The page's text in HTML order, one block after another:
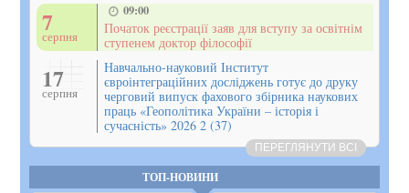
7
серпня
09:00
Початок реєстрації заяв для вступу за освітнім
ступенем доктор філософії
17
серпня
Навчально-науковий Інститут
євроінтеграційних досліджень готує до друку
черговий випуск фахового збірника наукових
праць «Геополітика України – історія і
сучасність» 2026 2 (37)
ПЕРЕГЛЯНУТИ ВСІ
ТОП-НОВИНИ